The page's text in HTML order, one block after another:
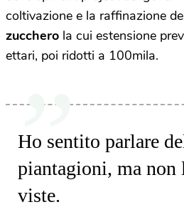
coltivazione e la raffinazione
zucchero la cui estensione
ettari, poi ridotti a 100mila.
Ho sentito parlare
piantagioni, ma non
viste.